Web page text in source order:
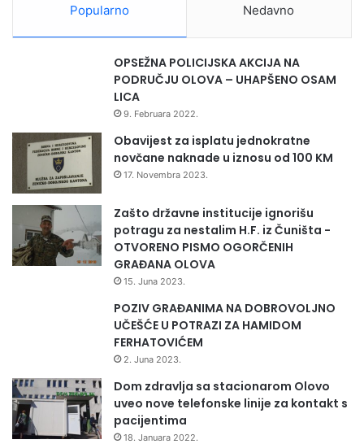
“Svjedoci smo da smo prihvatanjem modernog načina
života izloženi velikim rizicima, a posebno ova populacija u
osnovnim i srednjim školama. Dakle, izloženi su raznim
vrstama ovisnosti i nezdravim načinom života. Sve su to
stvari koje proizvode dugoročnu štetu – ne samo
Mušija.
Dodao je da je Memorandum potvrda zadovoljstva
dosadašnjom saradnjom s Institutom, ali i jasna osnova za
nastavak zajedničkog rada kroz definisane ciljeve i
“Nismo htjeli da se programi prevencije realizuju kroz
razne projektne aktivnosti, nego smo upravo izabrali
Institut, koji je naš partner, i evo ovim memorandumom mi
potvrđujemo da smo zadovoljni dosadašnjom saradnjom.
Naravno, kroz ovaj Memorandum mi smo odredili svoje
zajedničke ciljeve i aktivnosti koje će sve biti u svrhu
Popularno Nedavno
OPSEŽNA POLICIJSKA AKCIJA NA
PODRUČJU OLOVA – UHAPŠENO OSAM
LICA
9. Februara 2022.
Obavijest za isplatu jednokratne
novčane naknade u iznosu od 100 KM
17. Novembra 2023.
Zašto državne institucije ignorišu
potragu za nestalim H.F. iz Čuništa -
OTVORENO PISMO OGORČENIH
GRAĐANA OLOVA
15. Juna 2023.
POZIV GRAĐANIMA NA DOBROVOLJNO
UČEŠĆE U POTRAZI ZA HAMIDOM
FERHATOVIĆEM
2. Juna 2023.
Dom zdravlja sa stacionarom Olovo
uveo nove telefonske linije za kontakt s
pacijentima
18. Januara 2022.